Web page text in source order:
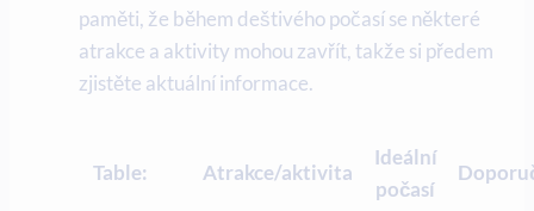
paměti, že během deštivého počasí se některé
atrakce a aktivity mohou zavřít, takže si předem
zjistěte aktuální informace.
Table: Atrakce/aktivita
Ideální
počasí